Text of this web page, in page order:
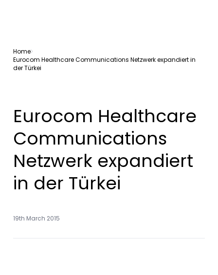
Home
Eurocom Healthcare Communications Netzwerk expandiert in
der Türkei
Eurocom Healthcare
Communications
Netzwerk expandiert
in der Türkei
19th March 2015